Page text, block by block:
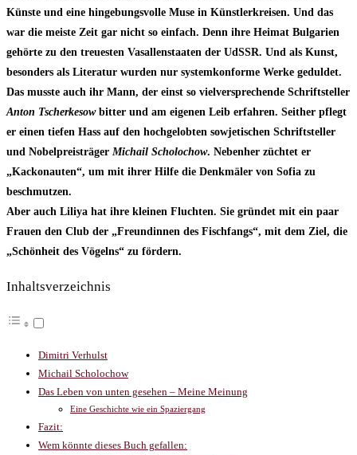
Künste und eine hingebungsvolle Muse in Künstlerkreisen. Und das
war die meiste Zeit gar nicht so einfach. Denn ihre Heimat Bulgarien
gehörte zu den treuesten Vasallenstaaten der UdSSR. Und als Kunst,
besonders als Literatur wurden nur systemkonforme Werke geduldet.
Das musste auch ihr Mann, der einst so vielversprechende Schriftsteller
Anton Tscherkesowbitter und am eigenen Leib erfahren. Seither pflegt
er einen tiefen Hass auf den hochgelobten sowjetischen Schriftsteller
und Nobelpreisträger Michail Scholochow. Nebenher züchtet er
„Kackonauten“, um mit ihrer Hilfe die Denkmäler von Sofia zu
beschmutzen.
Aber auch Liliya hat ihre kleinen Fluchten. Sie gründet mit ein paar
Frauen den Club der „Freundinnen des Fischfangs“, mit dem Ziel, die
„Schönheit des Vögelns“ zu fördern.
Inhaltsverzeichnis
Dimitri Verhulst
Michail Scholochow
Das Leben von unten gesehen – Meine Meinung
Eine Geschichte wie ein Spaziergang
Fazit:
Wem könnte dieses Buch gefallen: